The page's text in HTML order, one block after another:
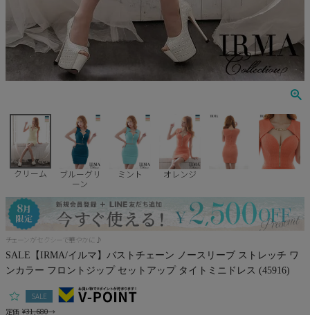
IRMA
JENNNY
COMEX
Pleaser
クリーム
ブルーグリ
ーン
ミント オレンジ
チェーンがセクシーで華やかに♪
SALE【IRMA/イルマ】バストチェーン ノースリーブ ストレッチ ワ
ンカラー フロントジップ セットアップ タイトミニドレス (45916)
SALE
定価 ¥31,680→